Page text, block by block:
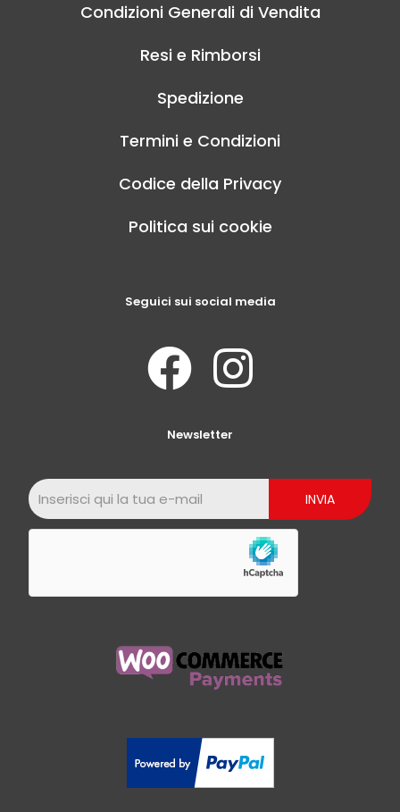
Condizioni Generali di Vendita
Resi e Rimborsi
Spedizione
Termini e Condizioni
Codice della Privacy
Politica sui cookie
Seguici sui social media
Newsletter